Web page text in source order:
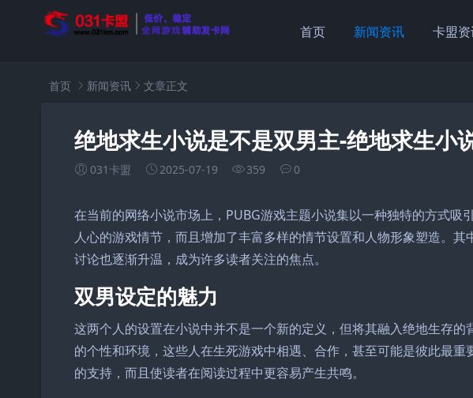
首页 新闻资讯 卡盟
首页 新闻资讯 文章正文
绝地求生小说是不是双男主-绝地求生小
031卡盟 2025-07-19 359 0
在当前的网络小说市场上，PUBG游戏主题小说集以一种独特的方式吸
人心的游戏情节，而且增加了丰富多样的情节设置和人物形象塑造。其
讨论也逐渐升温，成为许多读者关注的焦点。
双男设定的魅力
这两个人的设置在小说中并不是一个新的定义，但将其融入绝地生存
的个性和环境，这些人在生死游戏中相遇、合作，甚至可能是彼此最
的支持，而且使读者在阅读过程中更容易产生共鸣。